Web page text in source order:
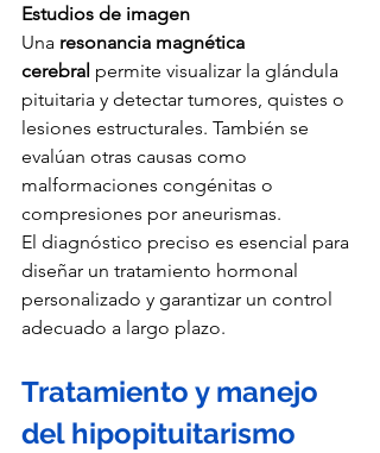
Estudios de imagen
Una resonancia magnética
cerebral permite visualizar la glándula
pituitaria y detectar tumores, quistes o
lesiones estructurales. También se
evalúan otras causas como
malformaciones congénitas o
compresiones por aneurismas.
El diagnóstico preciso es esencial para
diseñar un tratamiento hormonal
personalizado y garantizar un control
adecuado a largo plazo.
Tratamiento y manejo
del hipopituitarismo